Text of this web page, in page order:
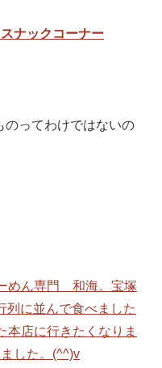
ナックコーナー
のってわけではないの
めん専門 和海。宝塚
列に並んで食べました
本店に行きたくなりま
した。(^^)v